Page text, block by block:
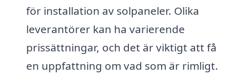
för installation av solpaneler. Olika
leverantörer kan ha varierende
prissättningar, och det är viktigt att få
en uppfattning om vad som är rimligt.